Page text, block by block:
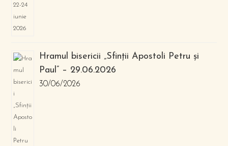
Hramul bisericii „Sfinții Apostoli Petru și
Paul” – 29.06.2026
30/06/2026